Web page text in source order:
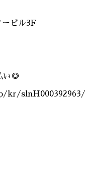
ビル3F
い◎
kr/slnH000392963/